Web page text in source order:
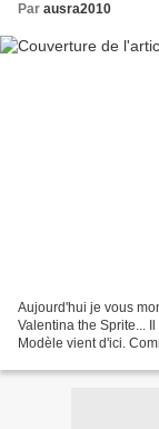
Par ausra2010
Aujourd'hui je vous
Valentina the Sprite...
Modèle vient d'ici.